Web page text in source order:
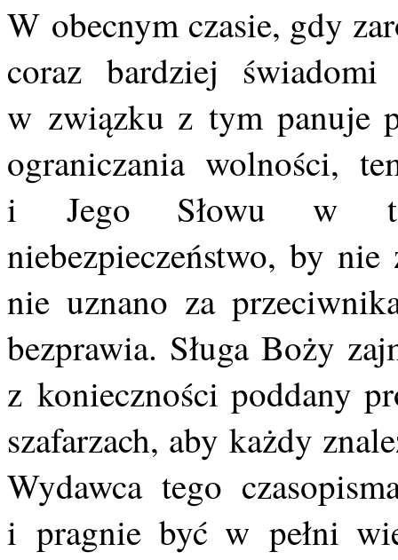
W obecnym czasie, gdy
coraz bardziej
w związku z tym panuje
ograniczania wolności,
i Jego Słowu w
niebezpieczeństwo, by
nie uznano za
bezprawia. Sługa Boży
z konieczności poddany
szafarzach, aby każdy
Wydawca tego
i pragnie być w pełni